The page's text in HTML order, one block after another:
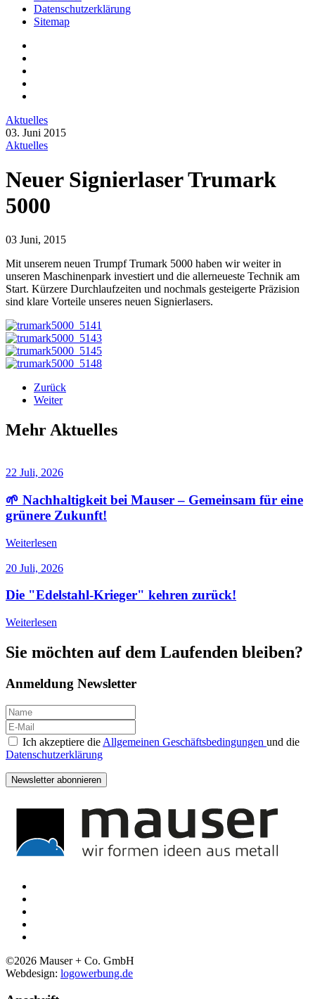
Datenschutzerklärung
Sitemap
Aktuelles
03. Juni 2015
Aktuelles
Neuer Signierlaser Trumark
5000
03 Juni, 2015
Mit unserem neuen Trumpf Trumark 5000 haben wir weiter in
unseren Maschinenpark investiert und die allerneueste Technik am
Start. Kürzere Durchlaufzeiten und nochmals gesteigerte Präzision
sind klare Vorteile unseres neuen Signierlasers.
Zurück
Weiter
Mehr Aktuelles
22 Juli, 2026
🌱 Nachhaltigkeit bei Mauser – Gemeinsam für eine
grünere Zukunft!
Weiterlesen
20 Juli, 2026
Die "Edelstahl-Krieger" kehren zurück!
Weiterlesen
Sie möchten auf dem Laufenden bleiben?
Anmeldung Newsletter
Ich akzeptiere die Allgemeinen Geschäftsbedingungen und die
Datenschutzerklärung
Newsletter abonnieren
©2026 Mauser + Co. GmbH
Webdesign: logowerbung.de